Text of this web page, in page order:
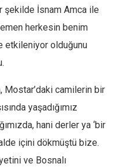
şekilde İsnam Amca ile
herkesin benim
etkileniyor olduğunu
Mostar’daki camilerin bir
yaşadığımız
hani derler ya ‘bir
içini dökmüştü bize.
ve Bosnalı